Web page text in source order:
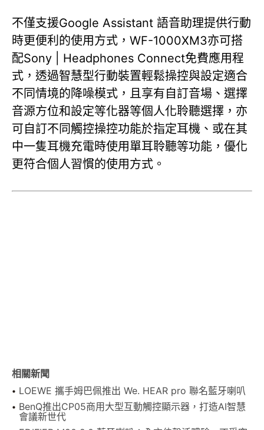
不僅支援Google Assistant 語音助理提供行動
時更便利的使用方式，WF-1000XM3亦可搭
配Sony | Headphones Connect免費應用程
式，透過智慧型行動裝置輕鬆操控與設定適合
不同情境的降噪模式，且享有自訂音場、選擇
音源方位和設定等化器等個人化聆聽選擇，亦
可自訂不同觸控操控功能於指定耳機、或在其
中一隻耳機充電時使用單耳聆聽等功能，優化
更符合個人習慣的使用方式。
相關新聞
LOEWE 攜手姆巴佩推出 We. HEAR pro 聯名藍牙喇叭
BenQ推出CP05商用大型互動觸控顯示器，打造AI智慧
會議新世代